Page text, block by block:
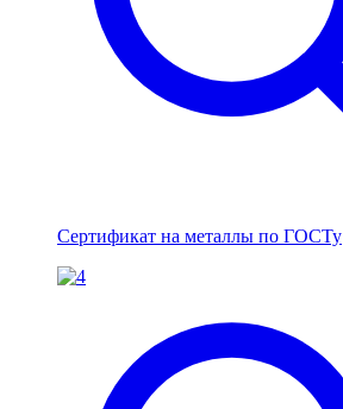
Сертификат на металлы по ГОСТу